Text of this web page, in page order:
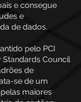
e consegue
e
de dados.
pelo PCI
Standards Council
de
se de um
maiores